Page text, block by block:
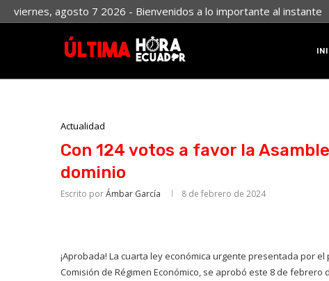
viernes, agosto 7 2026 - Bienvenidos a lo importante al instante
Actualidad
Con 124 votos a favor la
dominio
Escrito porÁmbar García 8 de febrero de 2024
¡Aprobada! La cuarta ley económica urgente presentada por
Comisión de Régimen Económico, se aprobó este 8 de